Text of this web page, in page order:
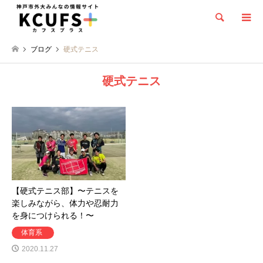
検索
ブログ 硬式テニス
硬式テニス
【硬式テニス部】〜テニスを
楽しみながら、体力や忍耐力
を身につけられる！〜
体育系
2020.11.27